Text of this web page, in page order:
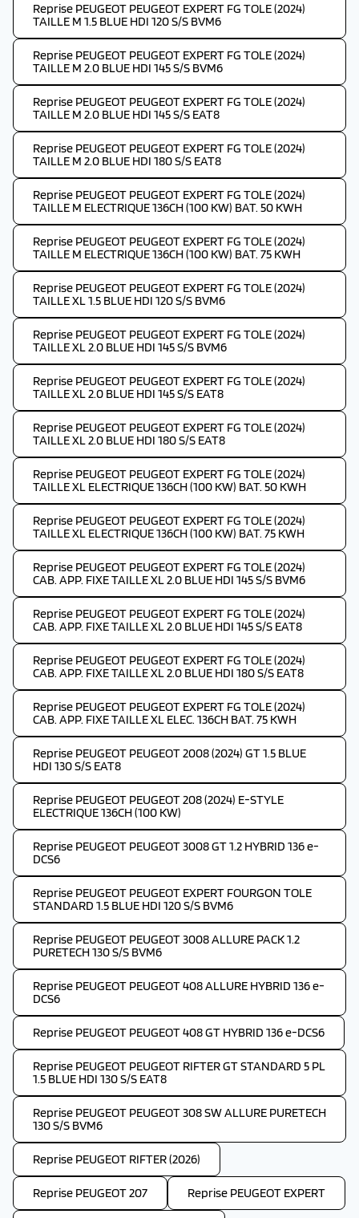
Reprise PEUGEOT PEUGEOT EXPERT FG TOLE (2024)
TAILLE M 1.5 BLUE HDI 120 S/S BVM6
Reprise PEUGEOT PEUGEOT EXPERT FG TOLE (2024)
TAILLE M 2.0 BLUE HDI 145 S/S BVM6
Reprise PEUGEOT PEUGEOT EXPERT FG TOLE (2024)
TAILLE M 2.0 BLUE HDI 145 S/S EAT8
Reprise PEUGEOT PEUGEOT EXPERT FG TOLE (2024)
TAILLE M 2.0 BLUE HDI 180 S/S EAT8
Reprise PEUGEOT PEUGEOT EXPERT FG TOLE (2024)
TAILLE M ELECTRIQUE 136CH (100 KW) BAT. 50 KWH
Reprise PEUGEOT PEUGEOT EXPERT FG TOLE (2024)
TAILLE M ELECTRIQUE 136CH (100 KW) BAT. 75 KWH
Reprise PEUGEOT PEUGEOT EXPERT FG TOLE (2024)
TAILLE XL 1.5 BLUE HDI 120 S/S BVM6
Reprise PEUGEOT PEUGEOT EXPERT FG TOLE (2024)
TAILLE XL 2.0 BLUE HDI 145 S/S BVM6
Reprise PEUGEOT PEUGEOT EXPERT FG TOLE (2024)
TAILLE XL 2.0 BLUE HDI 145 S/S EAT8
Reprise PEUGEOT PEUGEOT EXPERT FG TOLE (2024)
TAILLE XL 2.0 BLUE HDI 180 S/S EAT8
Reprise PEUGEOT PEUGEOT EXPERT FG TOLE (2024)
TAILLE XL ELECTRIQUE 136CH (100 KW) BAT. 50 KWH
Reprise PEUGEOT PEUGEOT EXPERT FG TOLE (2024)
TAILLE XL ELECTRIQUE 136CH (100 KW) BAT. 75 KWH
Reprise PEUGEOT PEUGEOT EXPERT FG TOLE (2024)
CAB. APP. FIXE TAILLE XL 2.0 BLUE HDI 145 S/S BVM6
Reprise PEUGEOT PEUGEOT EXPERT FG TOLE (2024)
CAB. APP. FIXE TAILLE XL 2.0 BLUE HDI 145 S/S EAT8
Reprise PEUGEOT PEUGEOT EXPERT FG TOLE (2024)
CAB. APP. FIXE TAILLE XL 2.0 BLUE HDI 180 S/S EAT8
Reprise PEUGEOT PEUGEOT EXPERT FG TOLE (2024)
CAB. APP. FIXE TAILLE XL ELEC. 136CH BAT. 75 KWH
Reprise PEUGEOT PEUGEOT 2008 (2024) GT 1.5 BLUE
HDI 130 S/S EAT8
Reprise PEUGEOT PEUGEOT 208 (2024) E-STYLE
ELECTRIQUE 136CH (100 KW)
Reprise PEUGEOT PEUGEOT 3008 GT 1.2 HYBRID 136 e-
DCS6
Reprise PEUGEOT PEUGEOT EXPERT FOURGON TOLE
STANDARD 1.5 BLUE HDI 120 S/S BVM6
Reprise PEUGEOT PEUGEOT 3008 ALLURE PACK 1.2
PURETECH 130 S/S BVM6
Reprise PEUGEOT PEUGEOT 408 ALLURE HYBRID 136 e-
DCS6
Reprise PEUGEOT PEUGEOT 408 GT HYBRID 136 e-DCS6
Reprise PEUGEOT PEUGEOT RIFTER GT STANDARD 5 PL
1.5 BLUE HDI 130 S/S EAT8
Reprise PEUGEOT PEUGEOT 308 SW ALLURE PURETECH
130 S/S BVM6
Reprise PEUGEOT RIFTER (2026)
Reprise PEUGEOT 207 Reprise PEUGEOT EXPERT